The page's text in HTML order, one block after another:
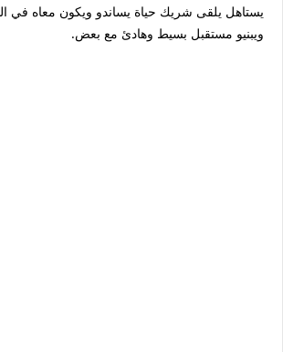
يستاهل يلقى شريك حياة يساندو ويكون معاه في
ويبنيو مستقبل بسيط وهادئ مع بعض.